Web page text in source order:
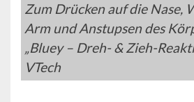
Zum Drücken auf die Nase,
Arm und Anstupsen des
„Bluey – Dreh- & Zieh-
VTech